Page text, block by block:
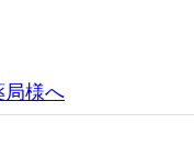
局様へ